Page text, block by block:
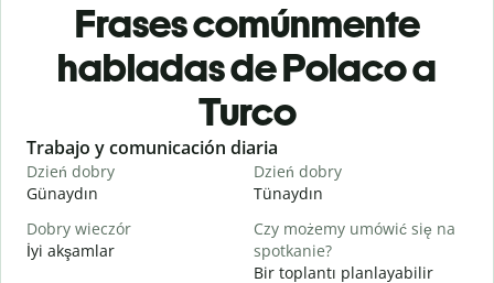
Frases comúnmente
habladas de Polaco a
Turco
Slide 1 of 6
Trabajo y comunicación diaria
Dzień dobry
Günaydın
Dzień dobry
Tünaydın
Dobry wieczór
İyi akşamlar
Czy możemy umówić się na
spotkanie?
Bir toplantı planlayabilir